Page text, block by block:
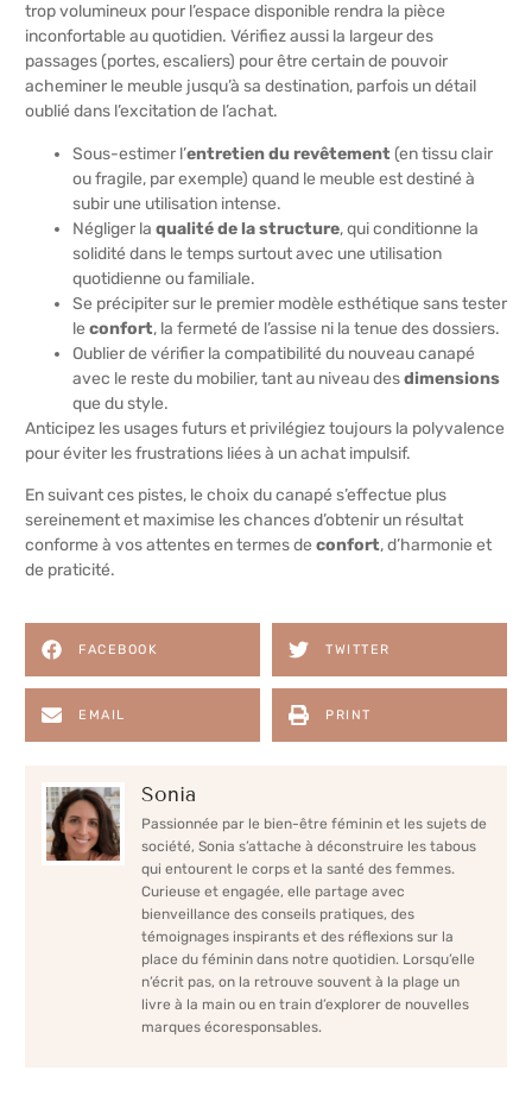
trop volumineux pour l’espace disponible rendra la pièce
inconfortable au quotidien. Vérifiez aussi la largeur des
passages (portes, escaliers) pour être certain de pouvoir
acheminer le meuble jusqu’à sa destination, parfois un détail
oublié dans l’excitation de l’achat.
Sous-estimer l’entretien du revêtement(en tissu clair
ou fragile, par exemple) quand le meuble est destiné à
subir une utilisation intense.
Négliger la qualité de la structure, qui conditionne la
solidité dans le temps surtout avec une utilisation
quotidienne ou familiale.
Se précipiter sur le premier modèle esthétique sans tester
le confort, la fermeté de l’assise ni la tenue des dossiers.
Oublier de vérifier la compatibilité du nouveau canapé
avec le reste du mobilier, tant au niveau desdimensions
que du style.
Anticipez les usages futurs et privilégiez toujours la polyvalence
pour éviter les frustrations liées à un achat impulsif.
En suivant ces pistes, le choix du canapé s’effectue plus
sereinement et maximise les chances d’obtenir un résultat
conforme à vos attentes en termes de confort, d’harmonie et
de praticité.
FACEBOOK TWITTER
EMAIL PRINT
Sonia
Passionnée par le bien-être féminin et les sujets de
société, Sonia s’attache à déconstruire les tabous
qui entourent le corps et la santé des femmes.
Curieuse et engagée, elle partage avec
bienveillance des conseils pratiques, des
témoignages inspirants et des réflexions sur la
place du féminin dans notre quotidien. Lorsqu’elle
n’écrit pas, on la retrouve souvent à la plage un
livre à la main ou en train d’explorer de nouvelles
marques écoresponsables.